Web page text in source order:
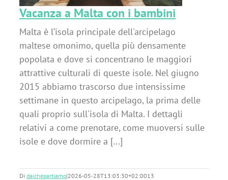
Vacanza a Malta con i bambini
Malta è l’isola principale dell'arcipelago
maltese omonimo, quella più densamente
popolata e dove si concentrano le maggiori
attrattive culturali di queste isole. Nel giugno
2015 abbiamo trascorso due intensissime
settimane in questo arcipelago, la prima delle
quali proprio sull'isola di Malta. I dettagli
relativi a come prenotare, come muoversi sulle
isole e dove dormire a [...]
Di daichepartiamo|2026-05-28T13:03:30+02:0013